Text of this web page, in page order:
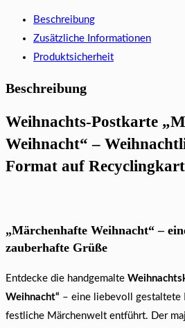
Beschreibung
Zusätzliche Informationen
Produktsicherheit
Beschreibung
Weihnachts-Postkarte
Weihnacht“ –
Format auf
„Märchenhafte Weihnacht“ –
zauberhafte Grüße
Entdecke die handgemalte
Weihnacht“ – eine liebevoll gestaltete
festliche Märchenwelt entführt. Der